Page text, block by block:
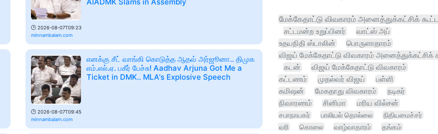
🕑 2026-08-07T09:23
minnambalam.com
🕑 2026-08-07T09:45
minnambalam.com
எனக்கு சீட் வாங்கி கொடுத்த ஆதவ் அர்ஜூனா.. திமுக
எம்.எல்.ஏ. பகீர் பேச்சு! Aadhav Arjuna Got Me a
Ticket in DMK.. MLA's Explosive Speech
மேக்கேதாட்டு விவகாரம் அனைத்துக்கட்சிக்
சட்டமன்ற உறுப்பினர்
வாட்ஸ் அப்
உதயநிதி ஸ்டாலின்
பொருளாதாரம்
விஜய் மேக்கேதாட்டு விவகாரம் அனைத்துக்கட்சிக்
கடன்
விஜய் மேக்கேதாட்டு விவகாரம்
கட்டணம்
முதல்வர் விஜய்
பள்ளி
கமிஷன்
மேகதாது விவகாரம்
நடிகர்
நிவாரணம்
சினிமா மரிய வில்சன்
சபாநாயகர் பாலியல் தொல்லை
நிதியமைச்சர்
வரி
கொலை வாழ்வாதாரம்
தங்கம்